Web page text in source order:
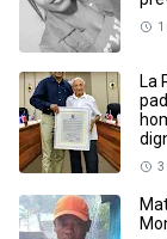
La
3